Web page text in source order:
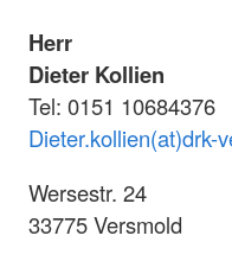
Herr
Dieter Kollien
Tel: 0151 10684376
Dieter.kollien(at)drk-
Wersestr. 24
33775 Versmold